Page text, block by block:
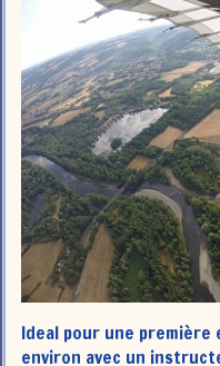
Ideal pour une première
environ avec un